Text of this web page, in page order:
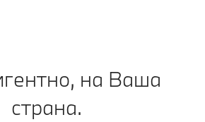
на Ваша
страна.